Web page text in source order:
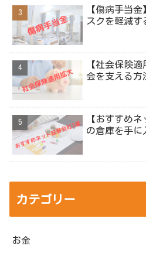
【傷病手当
スクを軽減す
【社会保険
会を支える方
【おすすめ
の倉庫を手に
カテゴリー
お金